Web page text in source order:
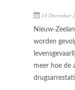
14 December
Nieuw-
worden
meer hoe de